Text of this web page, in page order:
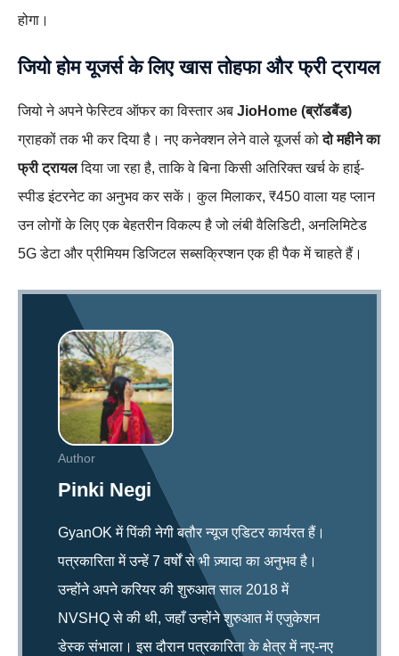
होगा।
जियो होम यूजर्स के लिए खास तोहफा और फ्री ट्रायल
जियो ने अपने फेस्टिव ऑफर का विस्तार अब JioHome (ब्रॉडबैंड)
ग्राहकों तक भी कर दिया है। नए कनेक्शन लेने वाले यूजर्स कोदो महीने का
फ्री ट्रायलदिया जा रहा है, ताकि वे बिना किसी अतिरिक्त खर्च के हाई-
स्पीड इंटरनेट का अनुभव कर सकें। कुल मिलाकर, ₹450 वाला यह प्लान
उन लोगों के लिए एक बेहतरीन विकल्प है जो लंबी वैलिडिटी, अनलिमिटेड
5G डेटा और प्रीमियम डिजिटल सब्सक्रिप्शन एक ही पैक में चाहते हैं।
Author
Pinki Negi
GyanOK में पिंकी नेगी बतौर न्यूज एडिटर कार्यरत हैं।
पत्रकारिता में उन्हें 7 वर्षों से भी ज़्यादा का अनुभव है।
उन्होंने अपने करियर की शुरुआत साल 2018 में
NVSHQ से की थी, जहाँ उन्होंने शुरुआत में एजुकेशन
डेस्क संभाला। इस दौरान पत्रकारिता के क्षेत्र में नए-नए